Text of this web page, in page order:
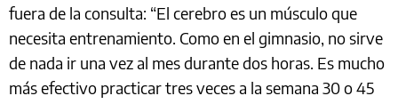
fuera de la consulta: “El cerebro es un músculo que
necesita entrenamiento. Como en el gimnasio, no sirve
de nada ir una vez al mes durante dos horas. Es mucho
más efectivo practicar tres veces a la semana 30 o 45